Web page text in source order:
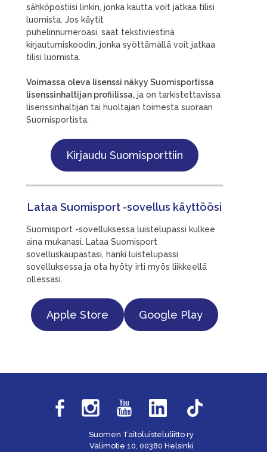
sähköpostiisi linkin, jonka kautta voit jatkaa tilisi
luomista. Jos käytit
puhelinnumeroasi, saat tekstiviestinä
kirjautumiskoodin, jonka syöttämällä voit jatkaa
tilisi luomista.
Voimassa oleva lisenssi näkyy Suomisportissa
lisenssinhaltijan profiilissa, ja on tarkistettavissa
lisenssinhaltijan tai huoltajan toimesta suoraan
Suomisportista.
Kirjaudu Suomisporttiin
Lataa Suomisport -sovellus käyttöösi
Suomisport -sovelluksessa luistelupassi kulkee
aina mukanasi. Lataa Suomisport
sovelluskaupastasi, hanki luistelupassi
sovelluksessa ja ota hyöty irti myös liikkeellä
ollessasi.
Apple Store Google Play
Suomen Taitoluisteluliitto ry
Valimotie 10, 00380 Helsinki